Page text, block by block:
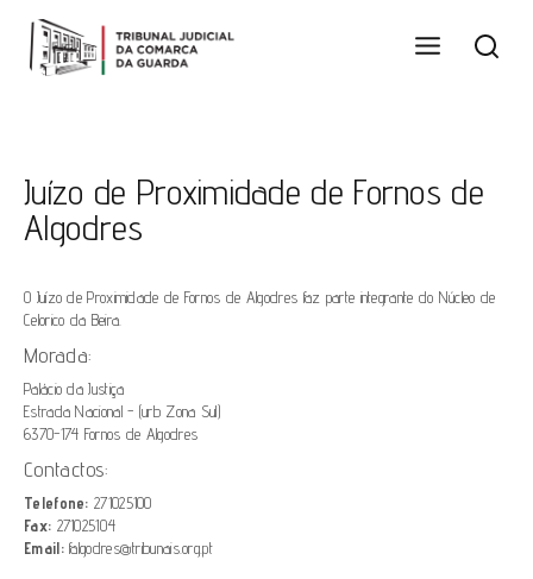
Juízo de Proximidade de Fornos de
Algodres
O Juízo de Proximidade de Fornos de Algodres faz parte integrante do Núcleo de
Celorico da Beira.
Morada:
Palácio da Justiça
Estrada Nacional - (urb Zona Sul)
6370-174 Fornos de Algodres
Contactos:
Telefone: 271025100
Fax: 271025104
Email:falgodres@tribunais.org.pt